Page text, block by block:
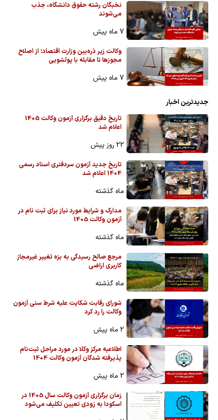
نخبگان رشته حقوق دانشگاه، جذب
می‌شوند
7 ماه پیش
وکالت زیر ذره‌بین وزارت اقتصاد؛ از اصلاح
مجوزها تا مقابله با پولشویی
7 ماه پیش
جدیدترین اخبار
تاریخ دقیق برگزاری آزمون وکالت 1405
اعلام شد
22 روز پیش
تاریخ جدید آزمون سردفتری اسناد رسمی
1404 اعلام شد
ماه گذشته
مدارک و شرایط مورد نیاز برای ثبت نام در
آزمون وکالت 1405
ماه گذشته
مرجع صالح رسیدگی به بزه تغییر غیرمجاز
کاربری اراضی
ماه گذشته
شورای رقابت شکایت علیه شرط سنی آزمون
وکالت را رد کرد
2 ماه پیش
اطلاعیه مرکز وکلا در مورد مراحل ثبت‌نام
پذیرفته شدگان آزمون وکالت 1404
2 ماه پیش
زمان برگزاری آزمون وکالت سال 1405 در
اسکودا به زودی تعیین تکلیف می‌شود